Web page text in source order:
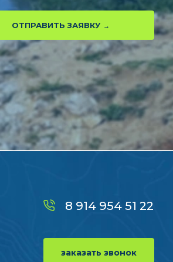
ОТПРАВИТЬ ЗАЯВКУ
8 914 954 51 22
заказать звонок